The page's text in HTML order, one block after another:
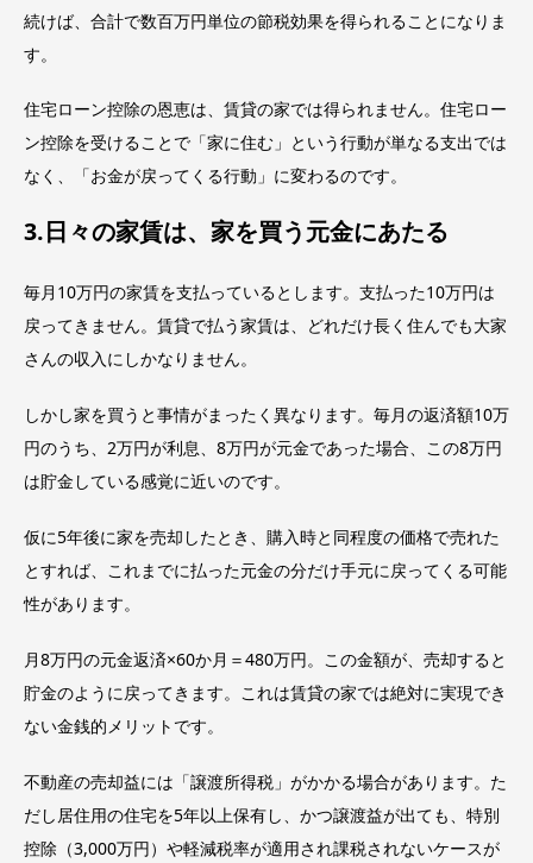
続けば、合計で数百万円単位の節税効果を得られることになりま
す。
住宅ローン控除の恩恵は、賃貸の家では得られません。住宅ロー
ン控除を受けることで「家に住む」という行動が単なる支出では
なく、「お金が戻ってくる行動」に変わるのです。
3.日々の家賃は、家を買う元金にあたる
毎月10万円の家賃を支払っているとします。支払った10万円は
戻ってきません。賃貸で払う家賃は、どれだけ長く住んでも大家
さんの収入にしかなりません。
しかし家を買うと事情がまったく異なります。毎月の返済額10万
円のうち、2万円が利息、8万円が元金であった場合、この8万円
は貯金している感覚に近いのです。
仮に5年後に家を売却したとき、購入時と同程度の価格で売れた
とすれば、これまでに払った元金の分だけ手元に戻ってくる可能
性があります。
月8万円の元金返済×60か月＝480万円。この金額が、売却すると
貯金のように戻ってきます。これは賃貸の家では絶対に実現でき
ない金銭的メリットです。
不動産の売却益には「譲渡所得税」がかかる場合があります。た
だし居住用の住宅を5年以上保有し、かつ譲渡益が出ても、特別
控除（3,000万円）や軽減税率が適用され課税されないケースが